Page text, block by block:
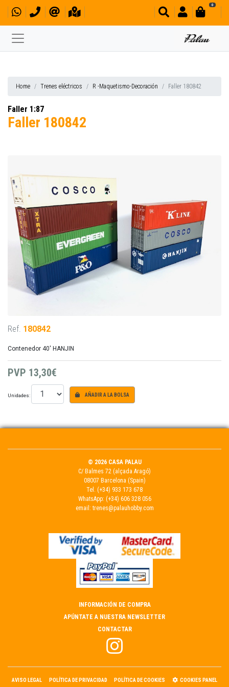
0
Home Trenes eléctricos R -Maquetismo-Decoración Faller 180842
Faller 1:87
Faller 180842
Ref. 180842
Contenedor 40' HANJIN
PVP 13,30€
Unidades: AÑADIR A LA BOLSA
© 2026 CASA PALAU
C/ Balmes 72 (alçada Aragó)
08007 Barcelona (Spain)
Tel. (+34) 933 173 678
WhatsApp: (+34) 606 328 056
email: trenes@palauhobby.com
INFORMACIÓN DE COMPRA
APÚNTATE A NUESTRA NEWSLETTER
CONTACTAR
AVISO LEGAL POLÍTICA DE PRIVACIDAD POLÍTICA DE COOKIES COOKIES PANEL